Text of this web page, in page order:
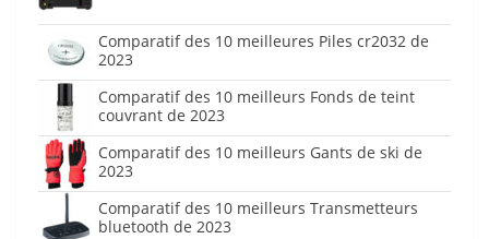
Comparatif des 10 meilleures Piles cr2032 de
2023
Comparatif des 10 meilleurs Fonds de teint
couvrant de 2023
Comparatif des 10 meilleurs Gants de ski de
2023
Comparatif des 10 meilleurs Transmetteurs
bluetooth de 2023